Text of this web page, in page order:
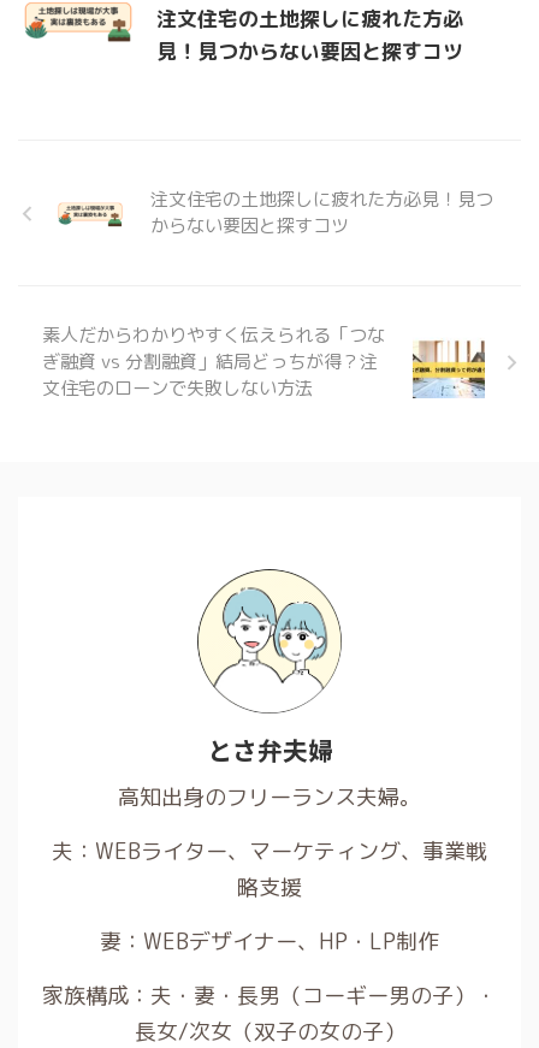
注文住宅の土地探しに疲れた方必
見！見つからない要因と探すコツ
注文住宅の土地探しに疲れた方必見！見つ
からない要因と探すコツ
素人だからわかりやすく伝えられる「つな
ぎ融資 vs 分割融資」結局どっちが得？注
文住宅のローンで失敗しない方法
とさ弁夫婦
高知出身のフリーランス夫婦。
夫：WEBライター、マーケティング、事業戦
略支援
妻：WEBデザイナー、HP・LP制作
家族構成：夫・妻・長男（コーギー男の子）・
長女/次女（双子の女の子）